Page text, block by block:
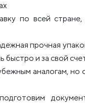
по всей
прочная
и за свой
аналогам, но